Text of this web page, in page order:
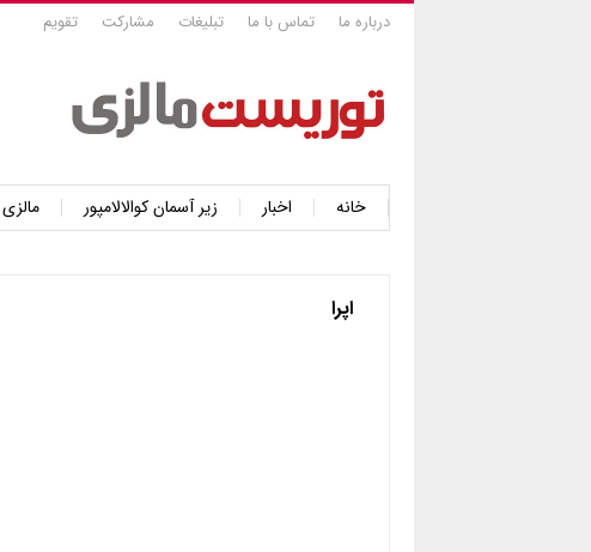
درباره ما تماس با ما تبلیغات مشارکت تقویم
خانه اخبار زیر آسمان کوالالامپور مالزی
اپرا